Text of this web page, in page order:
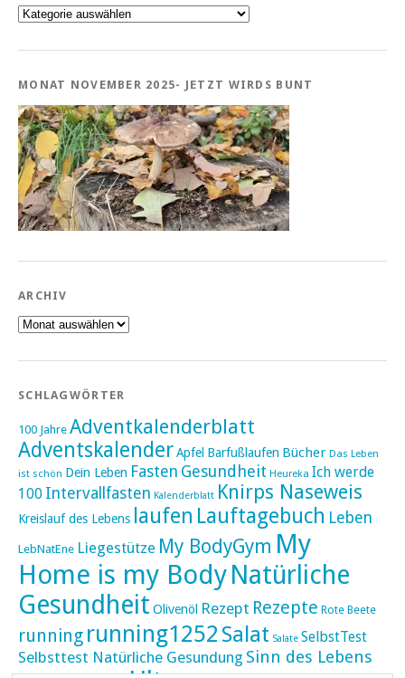
Kategorien
MONAT NOVEMBER 2025- JETZT WIRDS BUNT
ARCHIV
Archiv
SCHLAGWÖRTER
100 Jahre Adventkalenderblatt
AdventskalenderApfel Barfußlaufen Bücher Das Leben
ist schön Dein Leben Fasten Gesundheit Heureka Ich werde
100 Intervallfasten Kalenderblatt Knirps Naseweis
Kreislauf des Lebens laufen Lauftagebuch Leben
LebNatEne Liegestütze My BodyGym My
Home is my BodyNatürliche
Gesundheit Olivenöl Rezept Rezepte Rote Beete
running running1252 Salat Salate SelbstTest
Selbsttest Natürliche Gesundung Sinn des Lebens